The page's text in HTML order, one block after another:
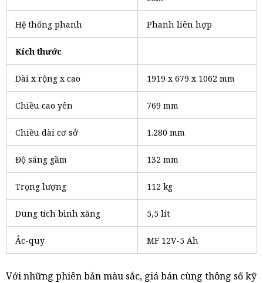
Hệ thống phanh Phanh liên hợp
Kích thước
Dài x rộng x cao 1919 x 679 x 1062 mm
Chiều cao yên 769 mm
Chiều dài cơ sở 1.280 mm
Độ sáng gầm 132 mm
Trọng lượng 112 kg
Dung tích bình xăng 5,5 lít
Ắc-quy MF 12V-5 Ah
Với những phiên bản màu sắc, giá bán cùng thông số kỹ